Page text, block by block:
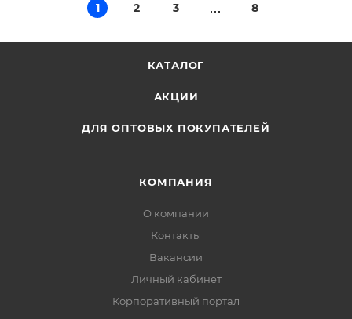
1 2 3 8
КАТАЛОГ
АКЦИИ
ДЛЯ ОПТОВЫХ ПОКУПАТЕЛЕЙ
КОМПАНИЯ
О компании
Контакты
Вакансии
Личный кабинет
Корпоративный портал